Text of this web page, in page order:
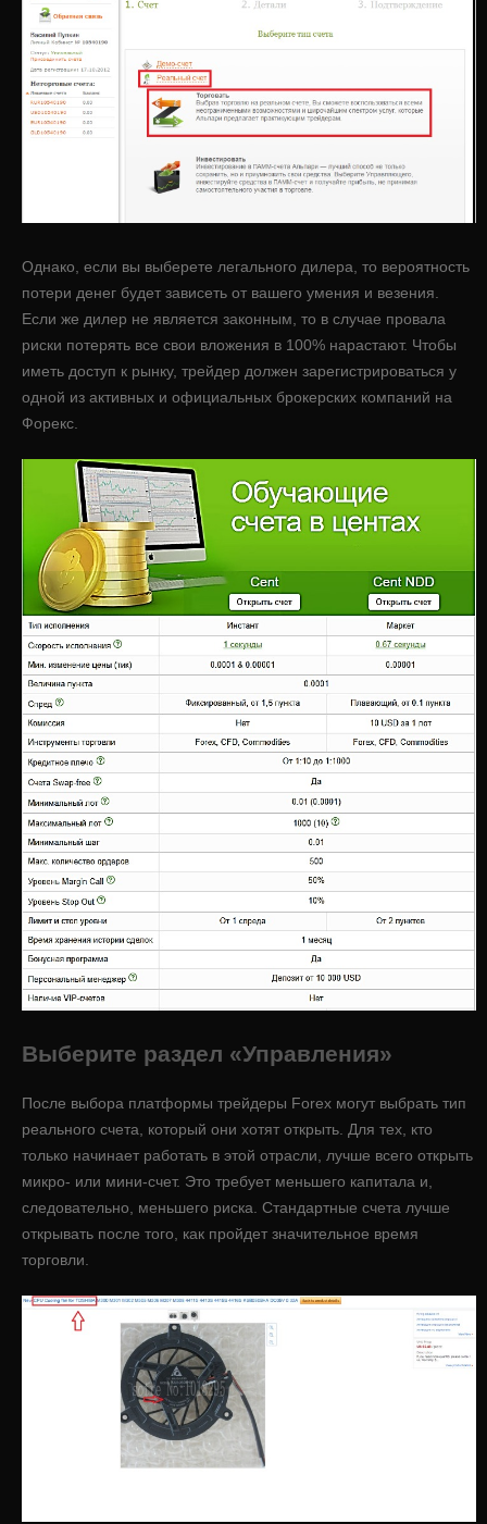
Однако, если вы выберете легального дилера, то вероятность
потери денег будет зависеть от вашего умения и везения.
Если же дилер не является законным, то в случае провала
риски потерять все свои вложения в 100% нарастают. Чтобы
иметь доступ к рынку, трейдер должен зарегистрироваться у
одной из активных и официальных брокерских компаний на
Форекс.
Выберите раздел «Управления»
После выбора платформы трейдеры Forex могут выбрать тип
реального счета, который они хотят открыть. Для тех, кто
только начинает работать в этой отрасли, лучше всего открыть
микро- или мини-счет. Это требует меньшего капитала и,
следовательно, меньшего риска. Стандартные счета лучше
открывать после того, как пройдет значительное время
торговли.